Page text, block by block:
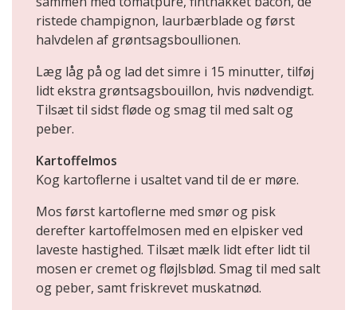
ristede champignon, laurbærblade og først
halvdelen af grøntsagsboullionen.
Læg låg på og lad det simre i 15 minutter, tilføj
lidt ekstra grøntsagsbouillon, hvis nødvendigt.
Tilsæt til sidst fløde og smag til med salt og
peber.
Kartoffelmos
Kog kartoflerne i usaltet vand til de er møre.
Mos først kartoflerne med smør og pisk
derefter kartoffelmosen med en elpisker ved
laveste hastighed. Tilsæt mælk lidt efter lidt til
mosen er cremet og fløjlsblød. Smag til med salt
og peber, samt friskrevet muskatnød.